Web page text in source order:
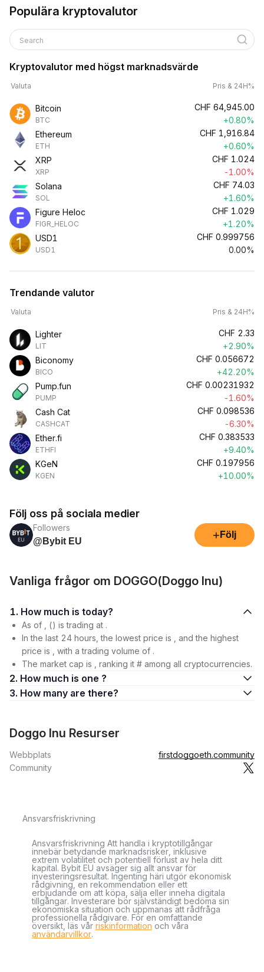
Populära kryptovalutor
Search
Kryptovalutor med högst marknadsvärde
Valuta Pris & 24H%
Bitcoin
BTC
CHF 64,945.00
+0.80%
Ethereum
ETH
CHF 1,916.84
+0.60%
XRP
XRP
CHF 1.024
-1.00%
Solana
SOL
CHF 74.03
+1.60%
Figure Heloc
FIGR_HELOC
CHF 1.029
+1.20%
USD1
USD1
CHF 0.999756
0.00%
Trendande valutor
Valuta Pris & 24H%
Lighter
LIT
CHF 2.33
+2.90%
Biconomy
BICO
CHF 0.056672
+42.20%
Pump.fun
PUMP
CHF 0.00231932
-1.60%
Cash Cat
CASHCAT
CHF 0.098536
-6.30%
Ether.fi
ETHFI
CHF 0.383533
+9.40%
KGeN
KGEN
CHF 0.197956
+10.00%
Följ oss på sociala medier
Followers
@Bybit EU
+ Följ
Vanliga frågor om DOGGO(Doggo Inu)
1. How much is today?
As of , () is trading at .
In the last 24 hours, the lowest price is , and the highest
price is , with a trading volume of .
The market cap is , ranking it # among all cryptocurrencies.
2. How much is one ?
3. How many are there?
Doggo Inu Resurser
Webbplats
firstdoggoeth.community
Community
Ansvarsfriskrivning
Ansvarsfriskrivning Att handla i kryptotillgångar
innebär betydande marknadsrisker, inklusive
extrem volatilitet och potentiell förlust av hela ditt
kapital. Bybit EU avsäger sig allt ansvar för
investeringsresultat. Ingenting häri utgör ekonomisk
rådgivning, en rekommendation eller ett
erbjudande om att köpa, sälja eller inneha digitala
tillgångar. Investerare bör självständigt bedöma sin
ekonomiska situation och uppmanas att rådfråga
professionella rådgivare. För en omfattande
översikt, läs vår riskinformation och våra
användarvillkor.